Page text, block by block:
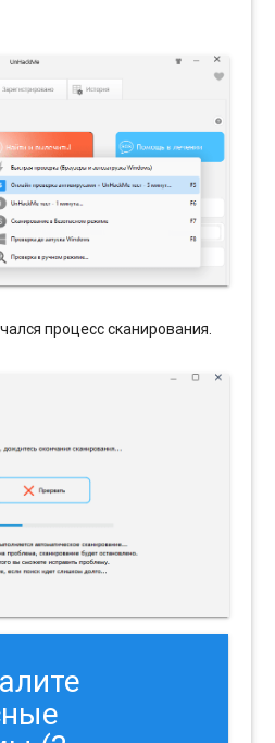
процесс сканирования.